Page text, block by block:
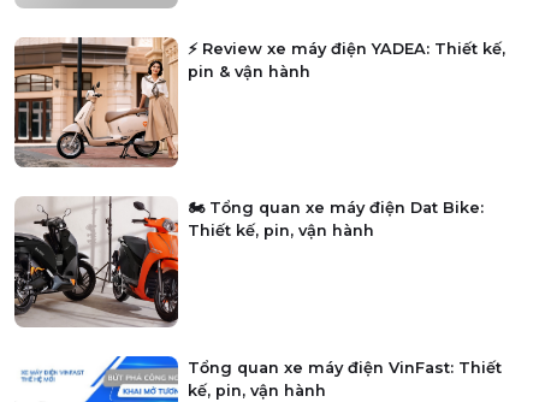
⚡ Review xe máy điện YADEA: Thiết kế,
pin & vận hành
🏍️ Tổng quan xe máy điện Dat Bike:
Thiết kế, pin, vận hành
Tổng quan xe máy điện VinFast: Thiết
kế, pin, vận hành